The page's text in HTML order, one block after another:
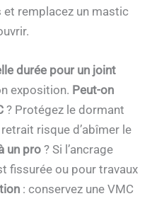
remplacez un mastic
durée pour un joint
exposition. Peut-on
? Protégez le dormant
risque d’abîmer le
un pro? Si l’ancrage
fissurée ou pour travaux
: conservez une VMC